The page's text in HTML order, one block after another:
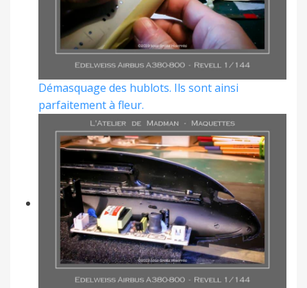
Démasquage des hublots. Ils sont ainsi
parfaitement à fleur.